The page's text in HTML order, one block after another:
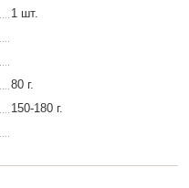
1 шт.
80 г.
150-180 г.